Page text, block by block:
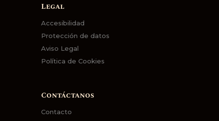
Legal
Accesibilidad
Protección de datos
Aviso Legal
Política de Cookies
Contáctanos
Contacto